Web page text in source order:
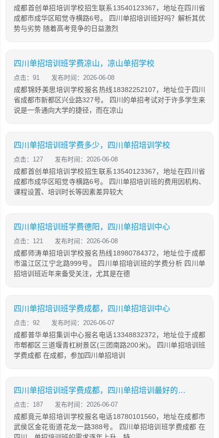
成都首创单招培训学校招生联系13540123367，地址在四川省
成都市成华区昭觉寺横路6号。 四川单招培训班好吗？解析其优
势与劣势 随着高考竞争的日益激烈
四川单招培训班学费凉山，凉山单招学校
点击：91 发布时间：2026-06-08
成都锦妤美思培训学校报名热线18382252107，地址位于四川
省成都市新都区兴业路327号。 四川的单招考试对于许多学生来
说是一条通向大学的捷径，而在凉山
四川单招培训班学费多少，四川单招培训学校
点击：127 发布时间：2026-06-08
成都首创单招培训学校招生联系13540123367，地址在四川省
成都市成华区昭觉寺横路6号。 四川单招培训班的费用因机构、
课程设置、培训时长等因素差异较大
四川单招培训班学费德阳，四川单招培训中心
点击：121 发布时间：2026-06-08
成都师涛单招培训学校报名热线18980784372，地址位于成都
市温江区江宁北路999号。 四川单招培训班的学费分析 四川单
招培训班近年来备受关注，尤其是在德
四川单招培训班学费成都，四川单招培训中心
点击：92 发布时间：2026-06-07
成都普华单招集训中心报名电话13348832372，地址位于成都
市郫都区三道堰青杠树景区(三团南路200米)。 四川单招培训班
学费成都 在成都，参加四川单招培训
四川单招培训班学费成都，四川单招培训最好的学校
点击：187 发布时间：2026-06-07
成都竟元单招培训学校报名电话18780101560，地址在成都市
武侯区金花街道花龙一路388号。 四川单招培训班学费成都 在